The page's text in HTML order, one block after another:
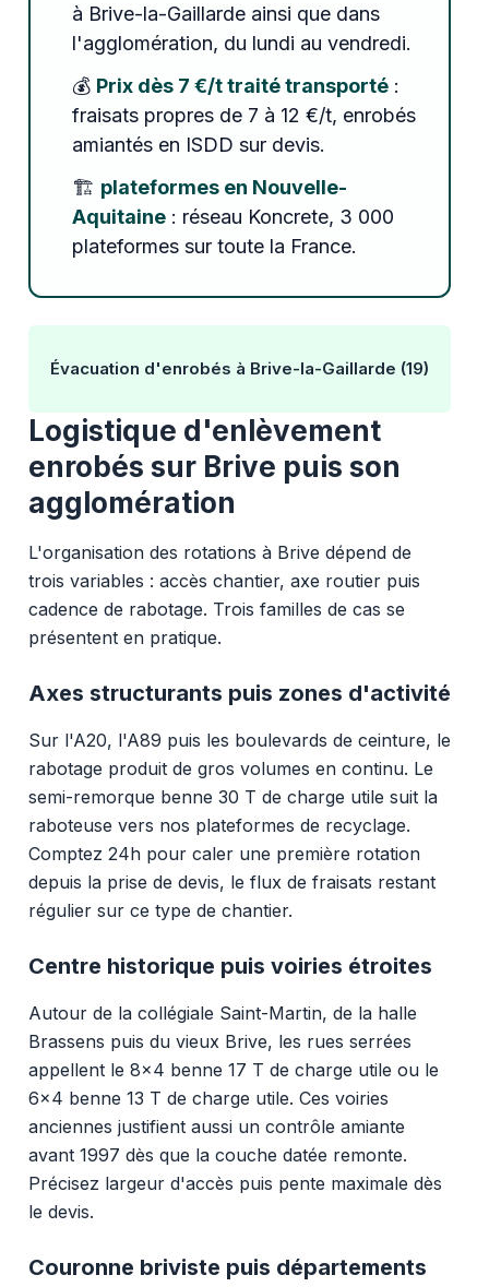
à Brive-la-Gaillarde ainsi que dans
l'agglomération, du lundi au vendredi.
💰 Prix dès 7 €/t traité transporté:
fraisats propres de 7 à 12 €/t, enrobés
amiantés en ISDD sur devis.
🏗️ plateformes en Nouvelle-
Aquitaine: réseau Koncrete, 3 000
plateformes sur toute la France.
Évacuation d'enrobés à Brive-la-Gaillarde (19)
Logistique d'enlèvement
enrobés sur Brive puis son
agglomération
L'organisation des rotations à Brive dépend de
trois variables : accès chantier, axe routier puis
cadence de rabotage. Trois familles de cas se
présentent en pratique.
Axes structurants puis zones d'activité
Sur l'A20, l'A89 puis les boulevards de ceinture, le
rabotage produit de gros volumes en continu. Le
semi-remorque benne 30 T de charge utile suit la
raboteuse vers nos plateformes de recyclage.
Comptez 24h pour caler une première rotation
depuis la prise de devis, le flux de fraisats restant
régulier sur ce type de chantier.
Centre historique puis voiries étroites
Autour de la collégiale Saint-Martin, de la halle
Brassens puis du vieux Brive, les rues serrées
appellent le 8x4 benne 17 T de charge utile ou le
6x4 benne 13 T de charge utile. Ces voiries
anciennes justifient aussi un contrôle amiante
avant 1997 dès que la couche datée remonte.
Précisez largeur d'accès puis pente maximale dès
le devis.
Couronne briviste puis départements